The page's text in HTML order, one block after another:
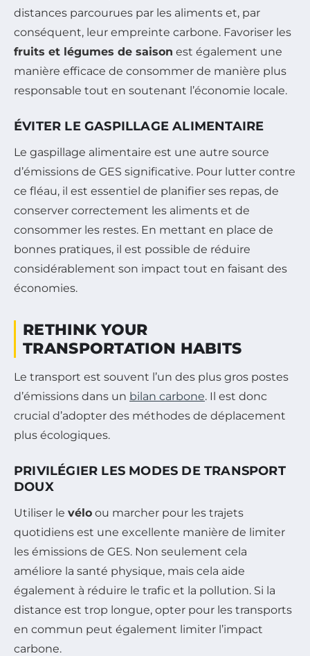
distances parcourues par les aliments et, par
conséquent, leur empreinte carbone. Favoriser les
fruits et légumes de saison est également une
manière efficace de consommer de manière plus
responsable tout en soutenant l’économie locale.
ÉVITER LE GASPILLAGE ALIMENTAIRE
Le gaspillage alimentaire est une autre source
d’émissions de GES significative. Pour lutter contre
ce fléau, il est essentiel de planifier ses repas, de
conserver correctement les aliments et de
consommer les restes. En mettant en place de
bonnes pratiques, il est possible de réduire
considérablement son impact tout en faisant des
économies.
RETHINK YOUR
TRANSPORTATION HABITS
Le transport est souvent l’un des plus gros postes
d’émissions dans un bilan carbone. Il est donc
crucial d’adopter des méthodes de déplacement
plus écologiques.
PRIVILÉGIER LES MODES DE TRANSPORT
DOUX
Utiliser le vélo ou marcher pour les trajets
quotidiens est une excellente manière de limiter
les émissions de GES. Non seulement cela
améliore la santé physique, mais cela aide
également à réduire le trafic et la pollution. Si la
distance est trop longue, opter pour les transports
en commun peut également limiter l’impact
carbone.